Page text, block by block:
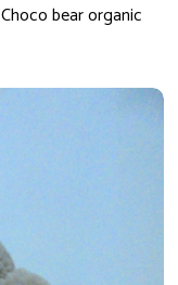
Choco bear organic